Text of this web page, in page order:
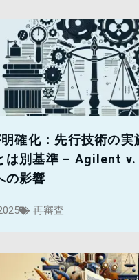
確化：先行技術の
は別基準 – Agilent
の影響
再審査